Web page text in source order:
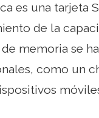
es una tarjeta
de la
memoria se
como un